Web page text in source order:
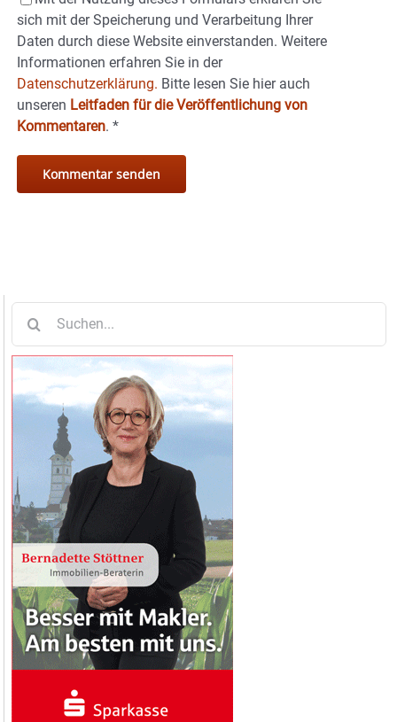
sich mit der Speicherung und Verarbeitung Ihrer
Daten durch diese Website einverstanden. Weitere
Informationen erfahren Sie in der
Datenschutzerklärung. Bitte lesen Sie hier auch
unseren Leitfaden für die Veröffentlichung von
Kommentaren. *
nach: